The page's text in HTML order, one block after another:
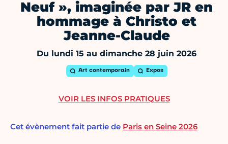
Neuf », imaginée par JR en
hommage à Christo et
Jeanne-Claude
Du lundi 15 au dimanche 28 juin 2026
Art contemporain Expos
Cet évènement fait partie de Paris en Seine 2026
VOIR LES INFOS PRATIQUES